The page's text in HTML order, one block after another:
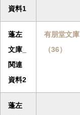
資料1
蓬左
文庫_
関連
資料2
有朋堂文庫
（36）
蓬左